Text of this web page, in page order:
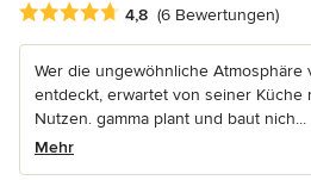
Durchschnittliche Bewertung: 4.8
4,8 (6 Bewertungen)
Wer die ungewöhnliche Atmosphäre
entdeckt, erwartet von seiner Küche
Nutzen. gamma plant und baut nich...
Mehr